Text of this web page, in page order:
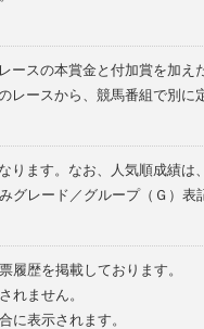
ースの本賞金と付加賞を加え
レースから、競馬番組で別に
ます。なお、人気順成績は
レード／グループ（Ｇ）表
履歴を掲載しております。
れません。
に表示されます。